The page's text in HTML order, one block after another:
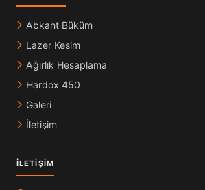
Abkant Büküm
Lazer Kesim
Ağırlık Hesaplama
Hardox 450
Galeri
İletişim
İLETIŞIM